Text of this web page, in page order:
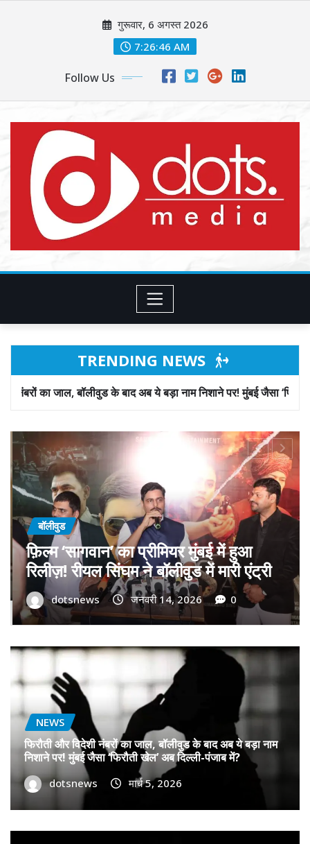
गुरूवार, 6 अगस्त 2026
7:26:48 AM
Follow Us
TRENDING NEWS
बाद अब ये बड़ा नाम निशाने पर! मुंबई जैसा ‘फिरौती खेल’ अब दिल्ली-पंजाब में?
बॉलीवुड
गोवा मुख्यमंत्री डॉ. प्रमोद सावंत का ‘गोदान’
को बड़ा समर्थन; पोस्टर विमोचन कर मथुरा से
फिल्म गोदान की टीम का बढ़ाया मान!
dotsnews जनवरी 9, 2026 0
NEWS
फिरौती और विदेशी नंबरों का जाल, बॉलीवुड के बाद अब ये बड़ा नाम
निशाने पर! मुंबई जैसा ‘फिरौती खेल’ अब दिल्ली-पंजाब में?
dotsnews मार्च 5, 2026